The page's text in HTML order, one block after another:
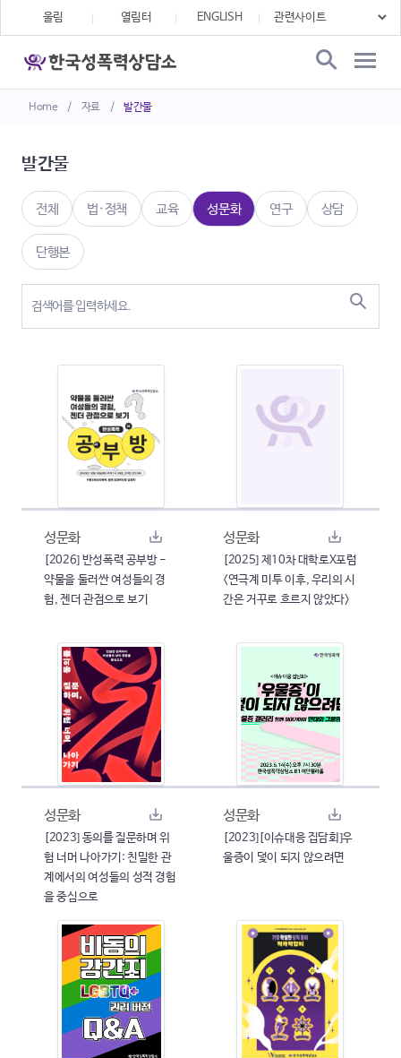
Home / 자료 / 발간물
울림 열림터 ENGLISH
발간물
전체 법·정책 교육 성문화 연구 상담
단행본
성문화
[2026] 반성폭력 공부방 -
약물을 둘러싼 여성들의 경
험, 젠더 관점으로 보기
성문화
[2025] 제10차 대학로X포럼
<연극계 미투 이후, 우리의 시
간은 거꾸로 흐르지 않았다>
성문화
[2023] 동의를 질문하며 위
험 너머 나아가기: 친밀한 관
계에서의 여성들의 성적 경험
을 중심으로
성문화
[2023][이슈대응 집담회]우
울증이 덫이 되지 않으려면